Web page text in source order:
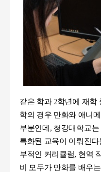
같은 학과2학년에 재학
학의 경우 만화와 애니
부분인데 , 청강대학교는
특화된 교육이 이뤄진
부적인 커리큘럼, 현역
비 모두가 만화를 배우